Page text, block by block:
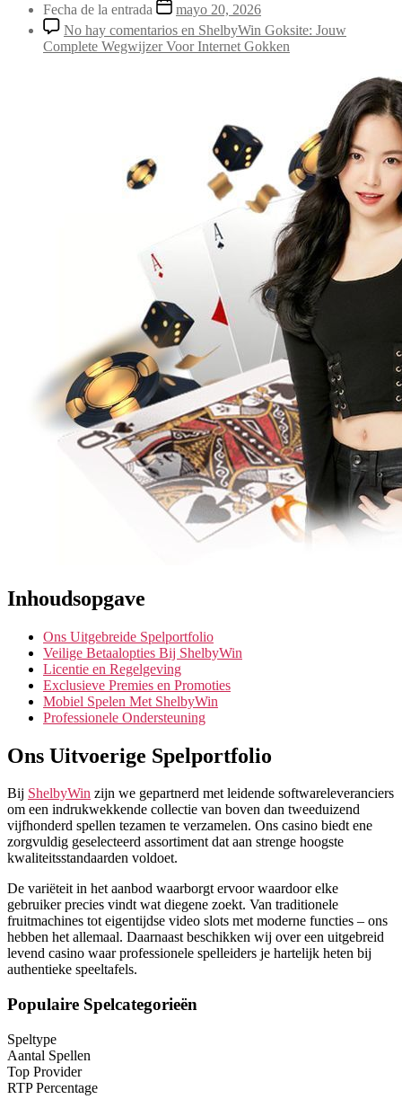
Fecha de la entrada
mayo 20, 2026
No hay comentarios en ShelbyWin Goksite: Jouw
Complete Wegwijzer Voor Internet Gokken
Inhoudsopgave
Ons Uitgebreide Spelportfolio
Veilige Betaalopties Bij ShelbyWin
Licentie en Regelgeving
Exclusieve Premies en Promoties
Mobiel Spelen Met ShelbyWin
Professionele Ondersteuning
Ons Uitvoerige Spelportfolio
Bij ShelbyWin zijn we gepartnerd met leidende softwareleveranciers
om een indrukwekkende collectie van boven dan tweeduizend
vijfhonderd spellen tezamen te verzamelen. Ons casino biedt ene
zorgvuldig geselecteerd assortiment dat aan strenge hoogste
kwaliteitsstandaarden voldoet.
De variëteit in het aanbod waarborgt ervoor waardoor elke
gebruiker precies vindt wat diegene zoekt. Van traditionele
fruitmachines tot eigentijdse video slots met moderne functies – ons
hebben het allemaal. Daarnaast beschikken wij over een uitgebreid
levend casino waar professionele spelleiders je hartelijk heten bij
authentieke speeltafels.
Populaire Spelcategorieën
Speltype
Aantal Spellen
Top Provider
RTP Percentage